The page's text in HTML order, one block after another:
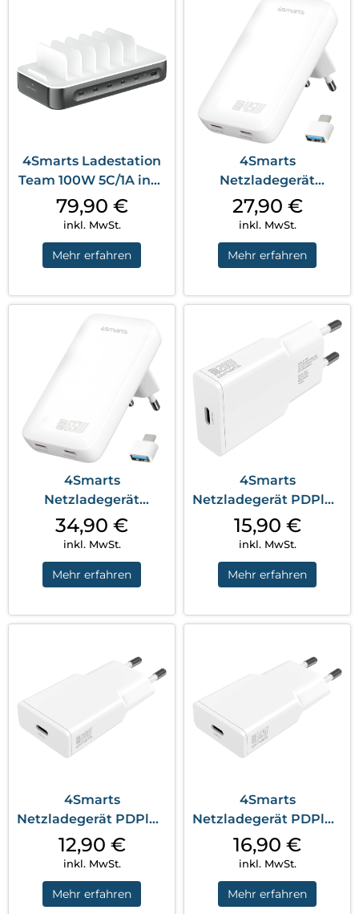
4Smarts Ladestation
Team 100W 5C/1A inkl.
6 Kabel...
79,90 €
inkl. MwSt.
Mehr erfahren
4Smarts
Netzladegerät
FlatPlug Slim Dual
45W GaN 2...
27,90 €
inkl. MwSt.
Mehr erfahren
4Smarts
Netzladegerät
FlatPlug Slim Dual
65W GaN 2...
34,90 €
inkl. MwSt.
Mehr erfahren
4Smarts
Netzladegerät PDPlug
Slim 20W GaN 1C und
U...
15,90 €
inkl. MwSt.
Mehr erfahren
4Smarts
Netzladegerät PDPlug
Slim 20W GaN 1C Weiß
12,90 €
inkl. MwSt.
Mehr erfahren
4Smarts
Netzladegerät PDPlug
Slim 30W GaN 1C Weiß
16,90 €
inkl. MwSt.
Mehr erfahren